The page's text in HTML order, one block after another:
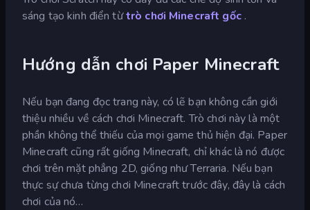
sáng tạo kinh điển từtrò chơi Minecraft gốc.
Hướng dẫn chơi Paper Minecraft
Nếu bạn đang đọc trang này, có lẽ bạn không cần giới
thiệu nhiều về cách chơi Minecraft. Trò chơi này là một
phần không thể thiếu của mọi game thủ hiện đại. Paper
Minecraft cũng rất giống Minecraft, chỉ khác là nó được
chơi trên mặt phẳng 2D, giống như Terraria. Nếu bạn
thực sự chưa từng chơi Minecraft trước đây, đây là cách
chơi của nó…